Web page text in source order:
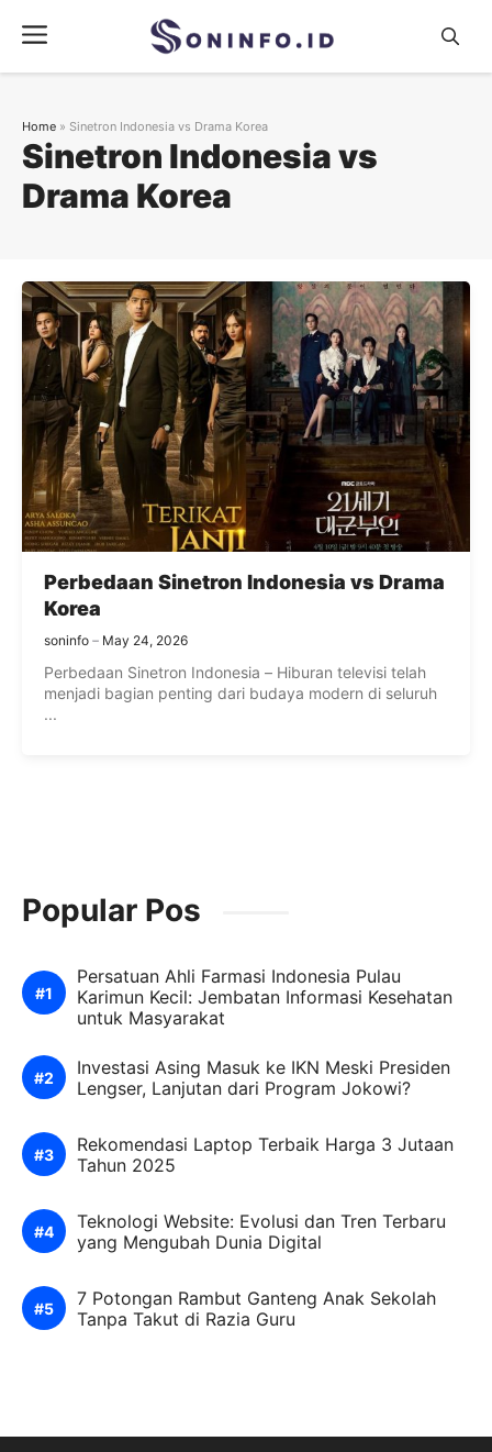
content
Menu
Sinetron Indonesia vs
Drama Korea
Home » Sinetron Indonesia vs Drama Korea
Perbedaan Sinetron Indonesia vs Drama
Korea
soninfo May 24, 2026
Perbedaan Sinetron Indonesia – Hiburan televisi telah
menjadi bagian penting dari budaya modern di seluruh
...
Popular Pos
Persatuan Ahli Farmasi Indonesia Pulau
Karimun Kecil: Jembatan Informasi Kesehatan
untuk Masyarakat
Investasi Asing Masuk ke IKN Meski Presiden
Lengser, Lanjutan dari Program Jokowi?
Rekomendasi Laptop Terbaik Harga 3 Jutaan
Tahun 2025
Teknologi Website: Evolusi dan Tren Terbaru
yang Mengubah Dunia Digital
7 Potongan Rambut Ganteng Anak Sekolah
Tanpa Takut di Razia Guru